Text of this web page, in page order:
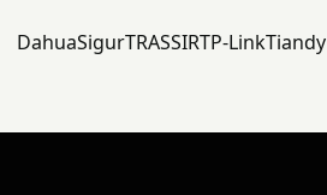
DahuaSigurTRASSIRTP-LinkTiandy